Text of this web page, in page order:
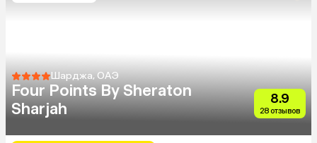
Шарджа, ОАЭ
Four Points By Sheraton
Sharjah
8.9
28 отзывов